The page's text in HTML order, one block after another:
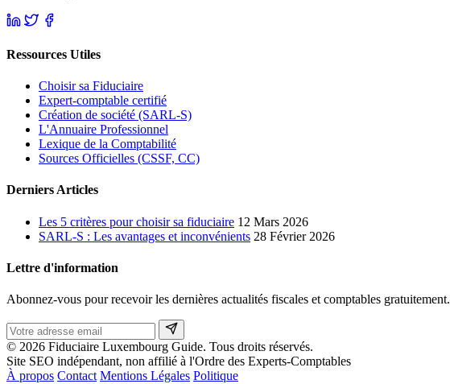
Ressources Utiles
Choisir sa Fiduciaire
Expert-comptable certifié
Création de société (SARL-S)
L'Annuaire Professionnel
Lexique de la Comptabilité
Sources Officielles (CSSF, CC)
Derniers Articles
Les 5 critères pour choisir sa fiduciaire 12 Mars 2026
SARL-S : Les avantages et inconvénients 28 Février 2026
Lettre d'information
Abonnez-vous pour recevoir les dernières actualités fiscales et comptables gratuitement.
© 2026 Fiduciaire Luxembourg Guide. Tous droits réservés.
Site SEO indépendant, non affilié à l'Ordre des Experts-Comptables
À propos Contact Mentions Légales Politique